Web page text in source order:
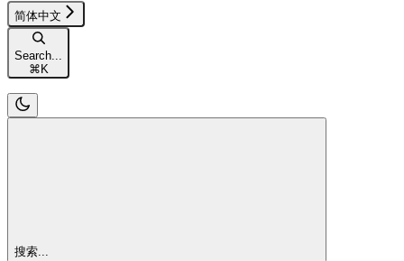
简体中文
Search...
⌘ K
搜索...